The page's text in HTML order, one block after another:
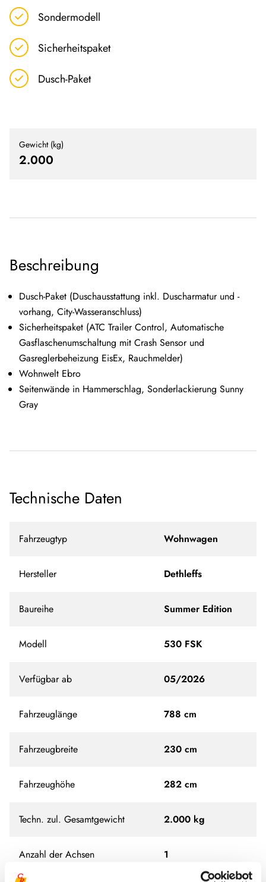
Sondermodell
Sicherheitspaket
Dusch-Paket
Gewicht (kg)
2.000
Beschreibung
Dusch-Paket (Duschausstattung inkl. Duscharmatur und -
vorhang, City-Wasseranschluss)
Sicherheitspaket (ATC Trailer Control, Automatische
Gasflaschenumschaltung mit Crash Sensor und
Gasreglerbeheizung EisEx, Rauchmelder)
Wohnwelt Ebro
Seitenwände in Hammerschlag, Sonderlackierung Sunny
Gray
Technische Daten
Fahrzeugtyp Wohnwagen
Hersteller Dethleffs
Baureihe Summer Edition
Modell 530 FSK
Verfügbar ab 05/2026
Fahrzeuglänge 788 cm
Fahrzeugbreite 230 cm
Fahrzeughöhe 282 cm
Techn. zul. Gesamtgewicht 2.000 kg
Anzahl der Achsen 1